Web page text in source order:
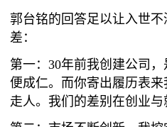
郭台铭的回答足以让入世
差：
第一：30年前我创建公司
便成仁。而你寄出履历表
走人。我们的差别在创业与